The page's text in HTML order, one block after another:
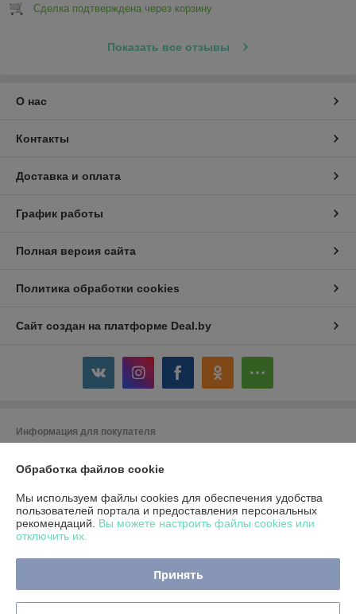
Сделка подтверждена через корзину
Показать все отзывы
О нас
Контакты
Доставка и оплата
График работы
Полная версия сайта
Политика обработки cookies
Сайт создан на платформе Deal.by
Информация для покупателя
Юрий Александрович
Регистрационный номер ЕГР: 193055539
УНП: 193055539
Регистрационный орган: Минский горисполком
Дата регистрации компании: 27.03.2018
Ссылка на свидетельство/лицензию
Обработка файлов cookie
Мы используем файлы cookies для обеспечения удобства
пользователей портала и предоставления персональных
рекомендаций. Вы можете настроить файлы cookies или
отключить их.
Принять